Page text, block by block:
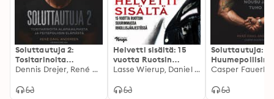
Soluttautuja 2:
Tositarinoita
alamaailmasta ja
elämästä
Dennis Drejer, René Dahl Andersen
Helvetti sisältä: 15
vuotta Ruotsin
suurimmassa
Lasse Wierup, Daniel Olsson
Soluttautuja:
Huumepoliisin
ja tuho